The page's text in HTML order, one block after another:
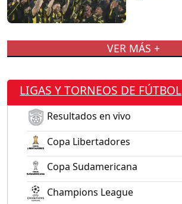
VER MÁS +
LIGAS Y TORNEOS DE FÚTBOL
Resultados en vivo
Copa Libertadores
Copa Sudamericana
Champions League